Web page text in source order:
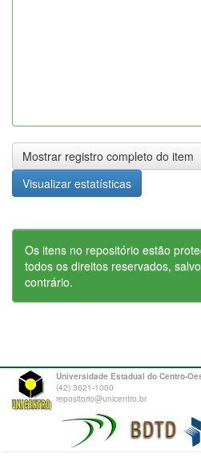
Mostrar registro completo do item
Visualizar estatísticas
Os itens no repositório estão
todos os direitos reservados,
contrário.
Universidade Estadual do Centro-
(42) 3621-1000
repositorio@unicentro.br